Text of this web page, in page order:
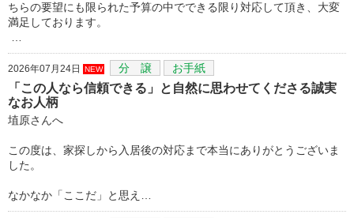
ちらの要望にも限られた予算の中でできる限り対応して頂き、大変
満足しております。
2026年07月24日 NEW 分 譲 お手紙
「この人なら信頼できる」と自然に思わせてくださる誠実
なお人柄
埴原さんへ
この度は、家探しから入居後の対応まで本当にありがとうございま
した。
なかなか「ここだ」と思え…